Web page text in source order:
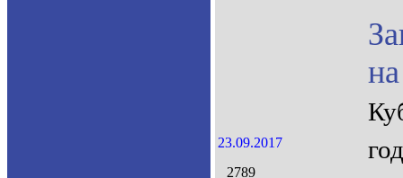
23.09.2017
2789